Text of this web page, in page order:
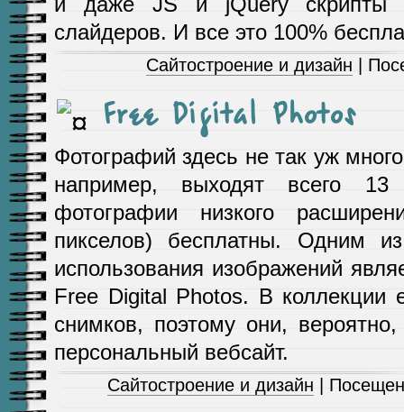
слайдеров. И все это 100%
Сайтостроение и дизайн |
Free Digital Photos
Фотографий здесь не так уж
например, выходят всего
фотографии низкого
пикселов) бесплатны. Одним
использования изображений
Free Digital Photos. В коллекции
снимков, поэтому они,
персональный вебсайт.
Сайтостроение и дизайн |